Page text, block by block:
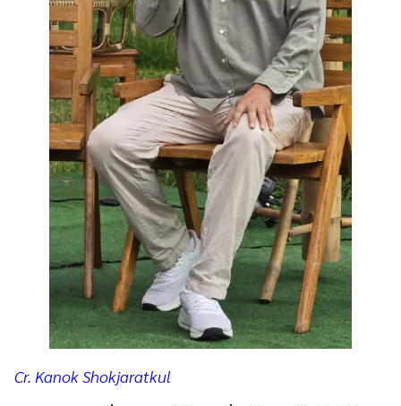
Cr. Kanok Shokjaratkul